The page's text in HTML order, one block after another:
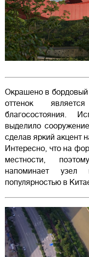
Окрашено в бордовый
оттенок
благосостояния.
выделило
сделав яркий акцент
Интересно, что на
местности,
напоминает узел
популярностью в